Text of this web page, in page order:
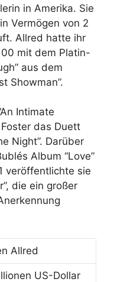
in Amerika. Sie
Vermögen von 2
Allred hatte ihr
mit dem Platin-
aus dem
Showman”.
Intimate
das Duett
Night”. Darüber
Album “Love”
veröffentlichte sie
die ein großer
Allred
US-Dollar